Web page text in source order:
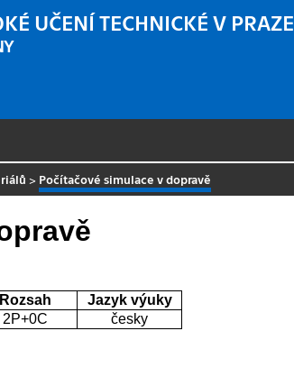
UČENÍ TECHNICKÉ V PRAZE
> Počítačové simulace v dopravě
Rozsah
Jazyk výuky
2P+0C česky